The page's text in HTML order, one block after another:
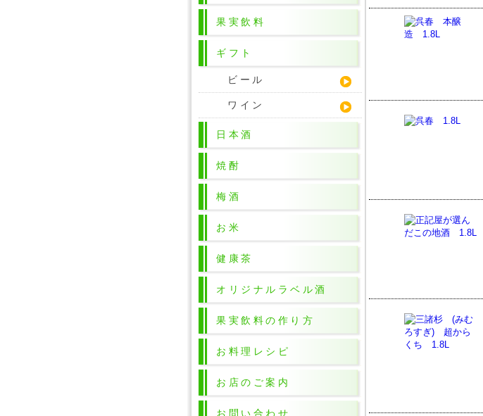
果実飲料
ギフト
ビール
ワイン
日本酒
焼酎
梅酒
お米
健康茶
オリジナルラベル酒
果実飲料の作り方
お料理レシピ
お店のご案内
お問い合わせ